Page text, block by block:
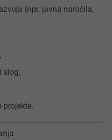
(npr. javna naročila,
slog;
projekte.